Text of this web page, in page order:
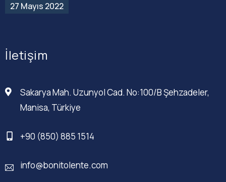
27 Mayıs 2022
İletişim
Sakarya Mah. Uzunyol Cad. No:100/B Şehzadeler,
Manisa, Türkiye
+90 (850) 885 1514
info@bonitolente.com